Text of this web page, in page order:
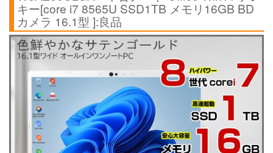
キー[core i7 8565U SSD1TB メモリ16GB BD
カメラ 16.1型 ]:良品